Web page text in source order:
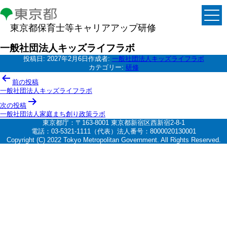
東京都保育士等キャリアアップ研修
一般社団法人キッズライフラボ
投稿日: 2027年2月6日 作成者: 一般社団法人キッズライフラボ
カテゴリー: 研修
投
稿
ナ
ビ
ー
前の投稿
一般社団法人キッズライフラボ
次の投稿
一般社団法人家庭まち創り政策ラボ
東京都庁：〒163-8001 東京都新宿区西新宿2-8-1
電話：03-5321-1111（代表）法人番号：8000020130001
Copyright (C) 2022 Tokyo Metropolitan Government. All Rights Reserved.